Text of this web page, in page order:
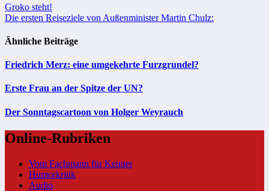
Beitragsnavigation
Groko steht!
Die ersten Reiseziele von Außenminister Martin Chulz:
Ähnliche Beiträge
Friedrich Merz: eine umgekehrte Furzgrundel?
Erste Frau an der Spitze der UN?
Der Sonntagscartoon von Holger Weyrauch
Online-Rubriken
Vom Fachmann für Kenner
Humorkritik
Audio